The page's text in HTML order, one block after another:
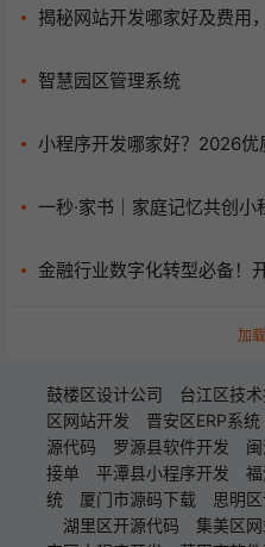
揭秘网站开发哪家好及费用
智慧园区管理系统
小程序开发哪家好？2026优
一秒·家书｜家庭记忆共创
金融行业数字化转型必备！
加
鼓楼区设计公司 台江区技
区网站开发
晋安区ERP系统
源代码
罗源县软件开发
接单
平潭县小程序开发
统
厦门市源码下载 思明
湖里区开源代码
集美区